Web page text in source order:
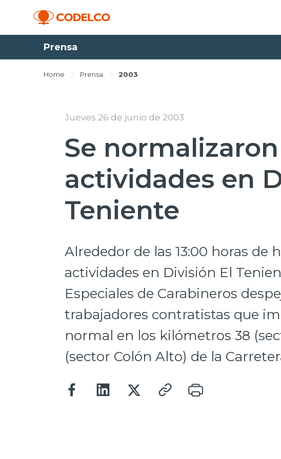
Prensa
Home Prensa 2003
Jueves 26 de junio de 2003
Se
actividades en
Teniente
Alrededor de las 13:00 horas de
actividades en División El
Especiales de Carabineros
trabajadores contratistas que
normal en los kilómetros 38
(sector Colón Alto) de la